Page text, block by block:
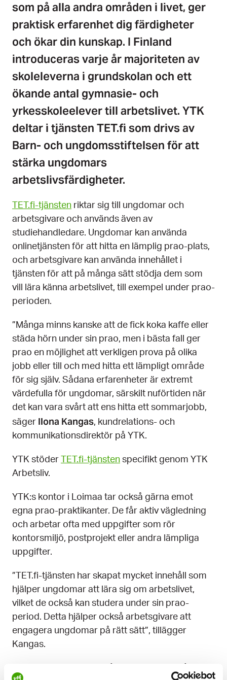
som på alla andra områden i livet, ger
praktisk erfarenhet dig färdigheter
och ökar din kunskap. I Finland
introduceras varje år majoriteten av
skoleleverna i grundskolan och ett
ökande antal gymnasie- och
yrkesskoleelever till arbetslivet. YTK
deltar i tjänsten TET.fi som drivs av
Barn- och ungdomsstiftelsen för att
stärka ungdomars
arbetslivsfärdigheter.
TET.fi-tjänsten riktar sig till ungdomar och
arbetsgivare och används även av
studiehandledare. Ungdomar kan använda
onlinetjänsten för att hitta en lämplig prao-plats,
och arbetsgivare kan använda innehållet i
tjänsten för att på många sätt stödja dem som
vill lära känna arbetslivet, till exempel under prao-
perioden.
”Många minns kanske att de fick koka kaffe eller
städa hörn under sin prao, men i bästa fall ger
prao en möjlighet att verkligen prova på olika
jobb eller till och med hitta ett lämpligt område
för sig själv. Sådana erfarenheter är extremt
värdefulla för ungdomar, särskilt nuförtiden när
det kan vara svårt att ens hitta ett sommarjobb,
säger Ilona Kangas, kundrelations- och
kommunikationsdirektör på YTK.
YTK stöder TET.fi-tjänsten specifikt genom YTK
Arbetsliv.
YTK:s kontor i Loimaa tar också gärna emot
egna prao-praktikanter. De får aktiv vägledning
och arbetar ofta med uppgifter som rör
kontorsmiljö, postprojekt eller andra lämpliga
uppgifter.
”TET.fi-tjänsten har skapat mycket innehåll som
hjälper ungdomar att lära sig om arbetslivet,
vilket de också kan studera under sin prao-
period. Detta hjälper också arbetsgivare att
engagera ungdomar på rätt sätt”, tillägger
Kangas.